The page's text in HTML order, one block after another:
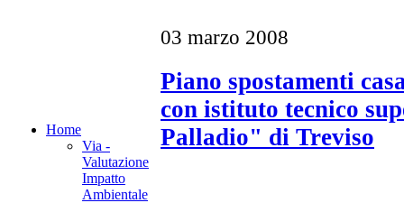
Home
Via -
Valutazione
Impatto
Ambientale
03 marzo 2008
Piano spostamenti
con istituto tecnico
Palladio" di Treviso